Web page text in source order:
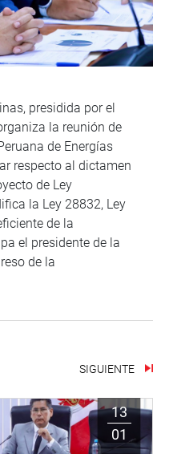
presidida por el
la reunión de
de Energías
respecto al dictamen
de Ley
la Ley 28832, Ley
de la
el presidente de la
de la
SIGUIENTE
13
01